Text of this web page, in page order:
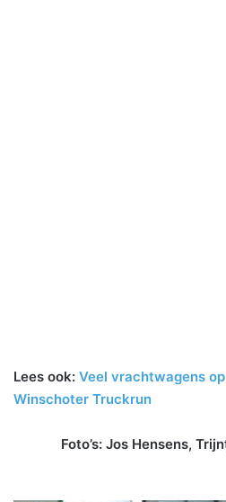
Lees ook: Veel vrachtwagens
Winschoter Truckrun
Foto’s: Jos Hensens,